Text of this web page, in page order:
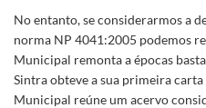
No entanto, se considerarmos a
norma NP 4041:2005 podemos
Municipal remonta a épocas
Sintra obteve a sua primeira
Municipal reúne um acervo